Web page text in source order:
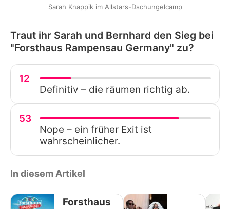
Sarah Knappik im Allstars-Dschungelcamp
Traut ihr Sarah und Bernhard den Sieg bei
"Forsthaus Rampensau Germany" zu?
12
Definitiv – die räumen richtig ab.
53
Nope – ein früher Exit ist
wahrscheinlicher.
In diesem Artikel
Forsthaus